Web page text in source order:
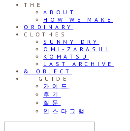
THE
ABOUT
HOW WE MAKE
ORDINARY
CLOTHES
SUNNY DRY
OMI-ZARASHI
KOMATSU
LAST ARCHIVE
& OBJECT
⠀⠀GUIDE
가이드
후기
질문
인스타그램